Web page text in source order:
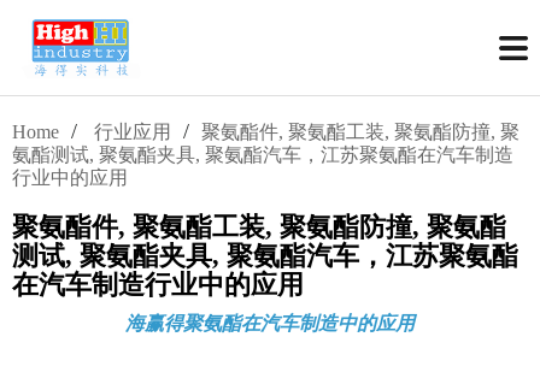
Home / 行业应用 / 聚氨酯件, 聚氨酯工装, 聚氨酯防撞, 聚
氨酯测试, 聚氨酯夹具, 聚氨酯汽车，江苏聚氨酯在汽车制造
行业中的应用
聚氨酯件, 聚氨酯工装, 聚氨酯防撞, 聚氨酯
测试, 聚氨酯夹具, 聚氨酯汽车，江苏聚氨酯
在汽车制造行业中的应用
海赢得聚氨酯在汽车制造中的应用